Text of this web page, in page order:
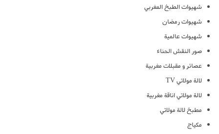
شهيوات الطبخ المغربي
شهيوات رمضان
شهيوات عالمية
صور النقش الحناء
عصائر و مقبلات مغربية
لالة مولاتي TV
لالة مولاتي اناقة مغربية
مطبخ لالة مولاتي
مكياج